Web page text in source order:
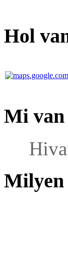
Hol
Mi van
Milyen